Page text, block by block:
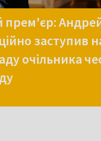
прем’єр:
заступив
очільника